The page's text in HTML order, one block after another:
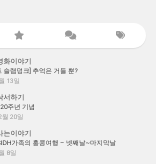
화이야기
슬램덩크] 추억은 거들 뿐?
13일
서하기
주년 기념
월 20일
는이야기
가족의 홍콩여행 – 넷째날~마지막날
8일